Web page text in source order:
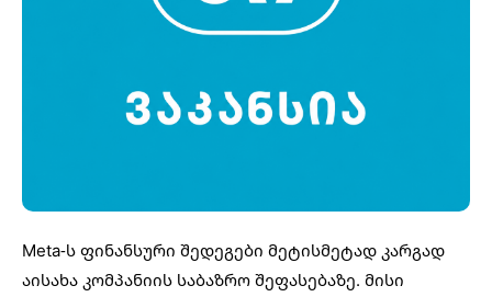
Meta-ს ფინანსური შედეგები მეტისმეტად კარგად
აისახა კომპანიის საბაზრო შეფასებაზე. მისი